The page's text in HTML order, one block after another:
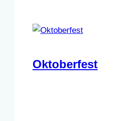
Oktoberfest